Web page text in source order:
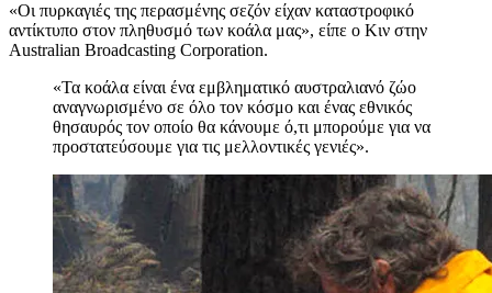
«Οι πυρκαγιές της περασμένης σεζόν είχαν καταστροφικό
αντίκτυπο στον πληθυσμό των κοάλα μας», είπε ο Kιν στην
Australian Broadcasting Corporation.
«Τα κοάλα είναι ένα εμβληματικό αυστραλιανό ζώο
αναγνωρισμένο σε όλο τον κόσμο και ένας εθνικός
θησαυρός τον οποίο θα κάνουμε ό,τι μπορούμε για να
προστατεύσουμε για τις μελλοντικές γενιές».